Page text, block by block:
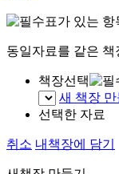
표가 있는
동일자료를 같은
책장선택
새 책장 만
선택한 자료
취소 내책장에 담기